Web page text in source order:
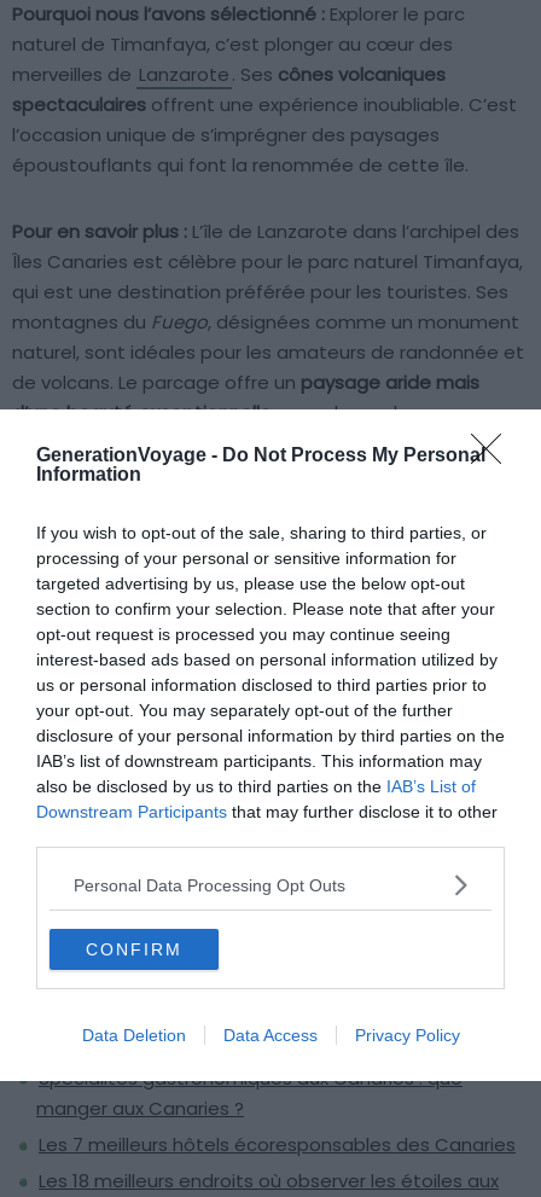
GenerationVoyage - Do Not Process My Personal
Information
If you wish to opt-out of the sale, sharing to third parties, or
processing of your personal or sensitive information for
targeted advertising by us, please use the below opt-out
section to confirm your selection. Please note that after your
opt-out request is processed you may continue seeing
interest-based ads based on personal information utilized by
us or personal information disclosed to third parties prior to
your opt-out. You may separately opt-out of the further
disclosure of your personal information by third parties on the
IAB’s list of downstream participants. This information may
also be disclosed by us to third parties on the IAB’s List of
Downstream Participants that may further disclose it to other
Personal Data Processing Opt Outs
CONFIRM
Data Deletion Data Access Privacy Policy
Pourquoi nous l’avons sélectionné : Explorer le parc
naturel de Timanfaya, c’est plonger au cœur des
merveilles de Lanzarote. Ses cônes volcaniques
spectaculaires offrent une expérience inoubliable. C’est
l’occasion unique de s’imprégner des paysages
époustouflants qui font la renommée de cette île.
Pour en savoir plus : L’île de Lanzarote dans l’archipel des
Îles Canaries est célèbre pour le parc naturel Timanfaya,
qui est une destination préférée pour les touristes. Ses
montagnes du Fuego, désignées comme un monument
naturel, sont idéales pour les amateurs de randonnée et
de volcans. Le parcage offre un paysage aride mais
d’une beauté exceptionnelleavec des roches
volcaniques aux couleurs variées, allant de l’ocre au noir.
de 39,1 km, classé difficile, avec un dénivelé de 672 m
parcours offre une aventure mémorable pour les
randonneurs. Les levers ou couchers de soleil y sont
remarquables. Le soleil illumine les teintes ocres avant
de se noyer dans l’océan à proximité. C’est un lieu à ne
pas manquer si vous êtes un passionné de volcans et
que vous visitez les Canaries.
Voir le tracé
À lire aussi sur le guide Îles Canaries :
Spécialités gastronomiques aux Canaries : que
manger aux Canaries ?
Les 7 meilleurs hôtels écoresponsables des Canaries
Les 18 meilleurs endroits où observer les étoiles aux